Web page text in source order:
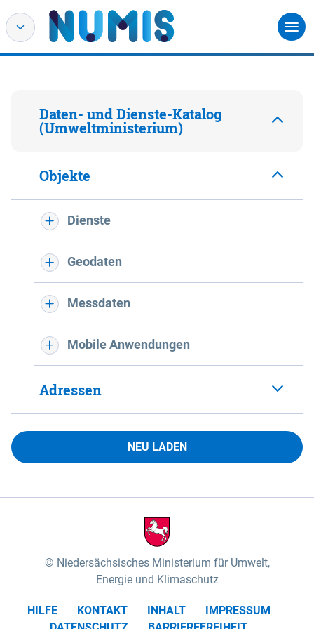
Daten- und Dienste-Katalog
(Umweltministerium)
Objekte
Dienste
Geodaten
Messdaten
Mobile Anwendungen
Adressen
NEU LADEN
Niedersächsisches Ministerium für Umwelt,
Energie und Klimaschutz
HILFE KONTAKT INHALT
IMPRESSUM